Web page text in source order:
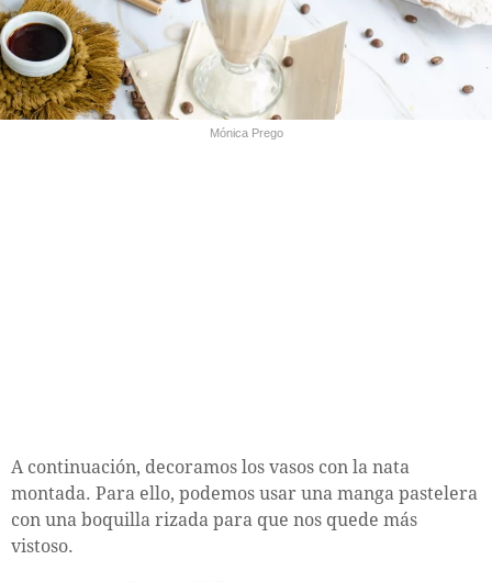
Mónica Prego
A continuación, decoramos los vasos con la nata
montada. Para ello, podemos usar una manga pastelera
con una boquilla rizada para que nos quede más
vistoso.